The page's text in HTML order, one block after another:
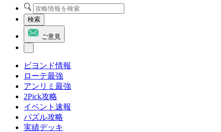
検索
ご意見
ビヨンド情報
ローテ最強
アンリミ最強
2Pick攻略
イベント速報
パズル攻略
実績デッキ